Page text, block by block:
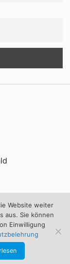
Website weiter
aus. Sie können
Einwilligung